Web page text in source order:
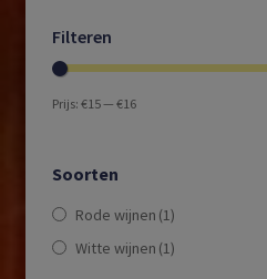
Filteren
Prijs: €15— €16
Soorten
Rode wijnen (1)
Witte wijnen (1)